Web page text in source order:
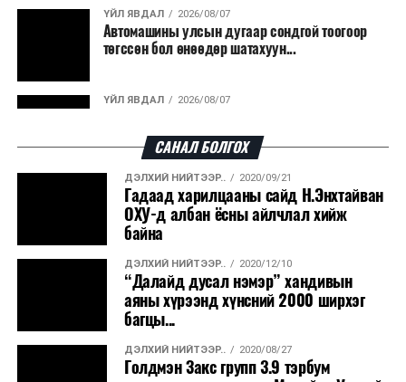
ашигладаг бол Нидерландад төвлөрсөн лаг
боловсруулах үйлдвэрүүдээр дулаан, цахилгаан
эрчим хүч үйлдвэрлэдэг.
Ийнхүү лаг хатаах, шатаах технологийг лагийн
үйлдвэрлэх, нөөцийг дахин ашиглах чиглэлээр олон
улсад өргөн ашиглаж байна.
ҮЙЛ ЯВДАЛ 2026/08/07
Автомашины улсын дугаар сондгой тоогоор
төгссөн бол өнөөдөр шатахуун...
ҮЙЛ ЯВДАЛ 2026/08/07
ДЭЛХИЙ НИЙТЭЭР..
“Уралдронзавод” компанийн ерөнхий
захирлын автомашиныг дэлбэлжээ...
ҮЙЛ ЯВДАЛ
Сүхбаатар боомтоор тав хоногт 10 мянга гаруй
тонн АИ-92 автобензин и...
ДЭЛХИЙ НИЙТЭЭР.. 2026/08/06
Вашингтон мужийн ой хээрийн түймрийг
САНАЛ БОЛГОХ
ДЭЛХИЙ НИЙТЭЭР.. 2020/09/21
Гадаад харилцааны сайд Н.Энхтайван
ОХУ-д албан ёсны айлчлал хийж
байна
ДЭЛХИЙ НИЙТЭЭР.. 2020/12/10
“Далайд дусал нэмэр” хандивын
аяны хүрээнд хүнсний 2000 ширхэг
багцы...
ДЭЛХИЙ НИЙТЭЭР.. 2020/08/27
Голдмэн Закс групп 3.9 тэрбум